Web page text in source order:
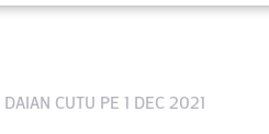
DAIAN CUTU PE 1 DEC 2021